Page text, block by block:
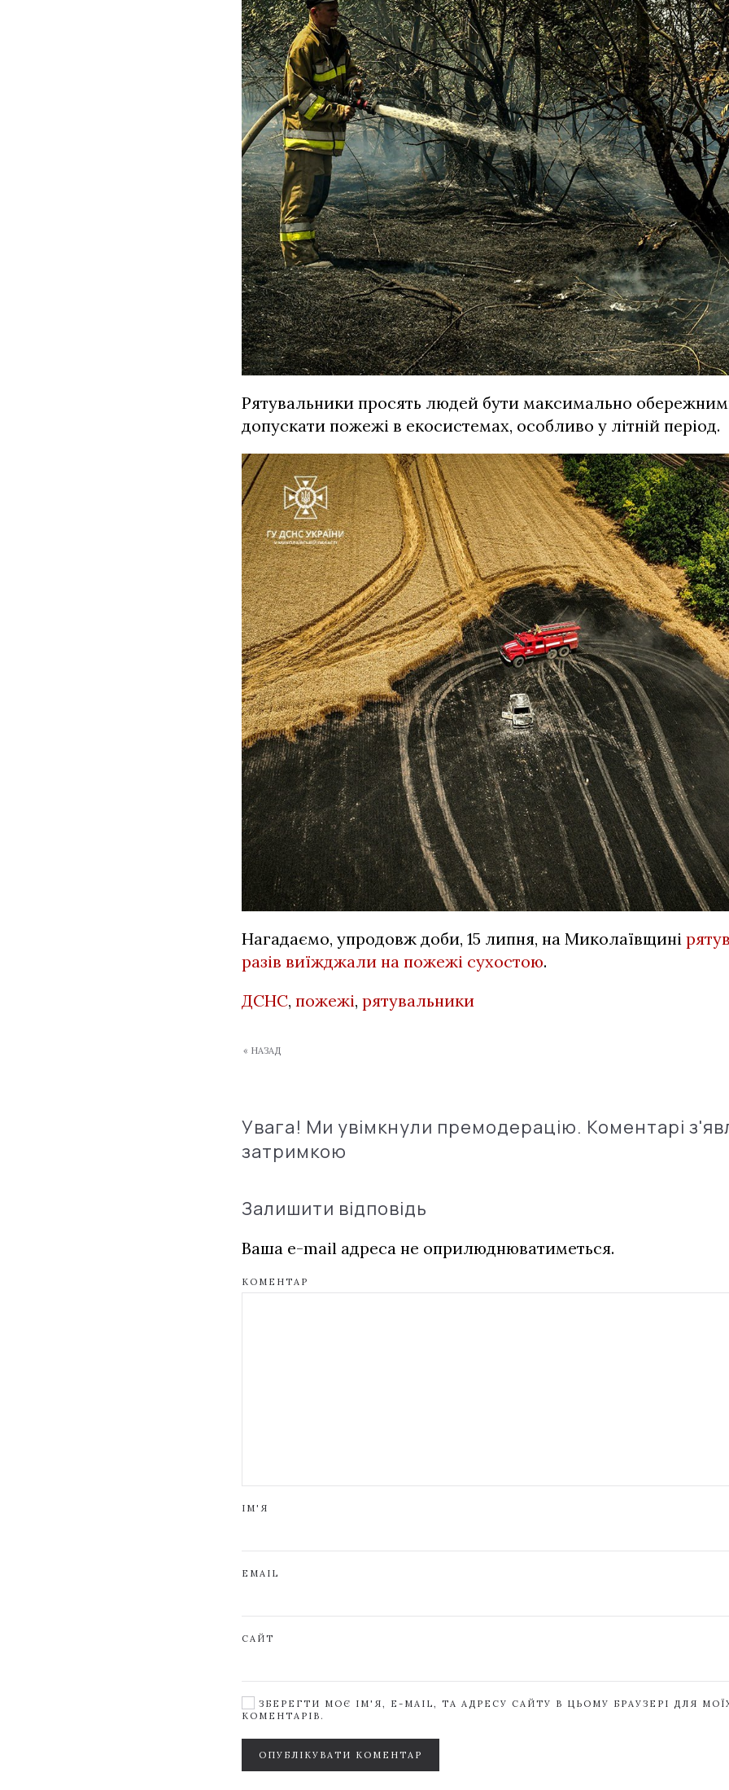
Рятувальники просять людей бути максимально
допускати пожежі в екосистемах, особливо у літній період.
Нагадаємо, упродовж доби, 15 липня, на Миколаївщині
разів виїжджали на пожежі сухостою.
ДСНС, пожежі, рятувальники
« НАЗАД
Увага! Ми увімкнули премодерацію. Коментарі
затримкою
Залишити відповідь
Ваша e-mail адреса не оприлюднюватиметься.
КОМЕНТАР
ІМ'Я
EMAIL
САЙТ
ЗБЕРЕГТИ МОЄ ІМ'Я, E-MAIL, ТА АДРЕСУ САЙТУ В ЦЬОМУ БРАУЗЕРІ ДЛЯ
КОМЕНТАРІВ.
ОПУБЛІКУВАТИ КОМЕНТАР